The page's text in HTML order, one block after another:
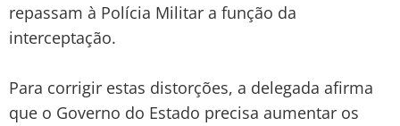
repassam à Polícia Militar a função da
interceptação.
Para corrigir estas distorções, a delegada afirma
que o Governo do Estado precisa aumentar os